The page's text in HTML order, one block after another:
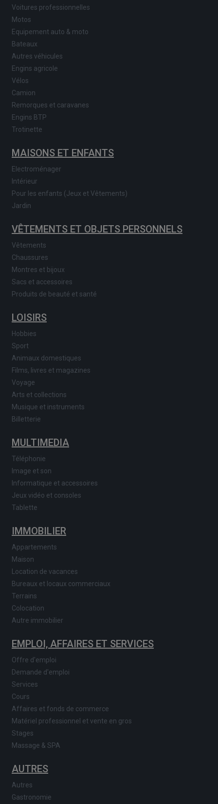
Voitures professionnelles
Motos
Equipement auto & moto
Bateaux
Autres véhicules
Engins agricole
Vélos
Camion
Remorques et caravanes
Engins BTP
Trotinette
MAISONS ET ENFANTS
Electroménager
Intérieur
Pour les enfants (Jeux et Vêtements)
Jardin
VÊTEMENTS ET OBJETS PERSONNELS
Vêtements
Chaussures
Montres et bijoux
Sacs et accessoires
Produits de beauté et santé
LOISIRS
Hobbies
Sport
Animaux domestiques
Films, livres et magazines
Voyage
Arts et collections
Musique et instruments
Billetterie
MULTIMEDIA
Téléphonie
Image et son
Informatique et accessoires
Jeux vidéo et consoles
Tablette
IMMOBILIER
Appartements
Maison
Location de vacances
Bureaux et locaux commerciaux
Terrains
Colocation
Autre immobilier
EMPLOI, AFFAIRES ET SERVICES
Offre d'emploi
Demande d'emploi
Services
Cours
Affaires et fonds de commerce
Matériel professionnel et vente en gros
Stages
Massage & SPA
AUTRES
Autres
Gastronomie